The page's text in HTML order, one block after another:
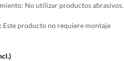
No utilizar productos abrasivos.
Este producto no requiere montaje